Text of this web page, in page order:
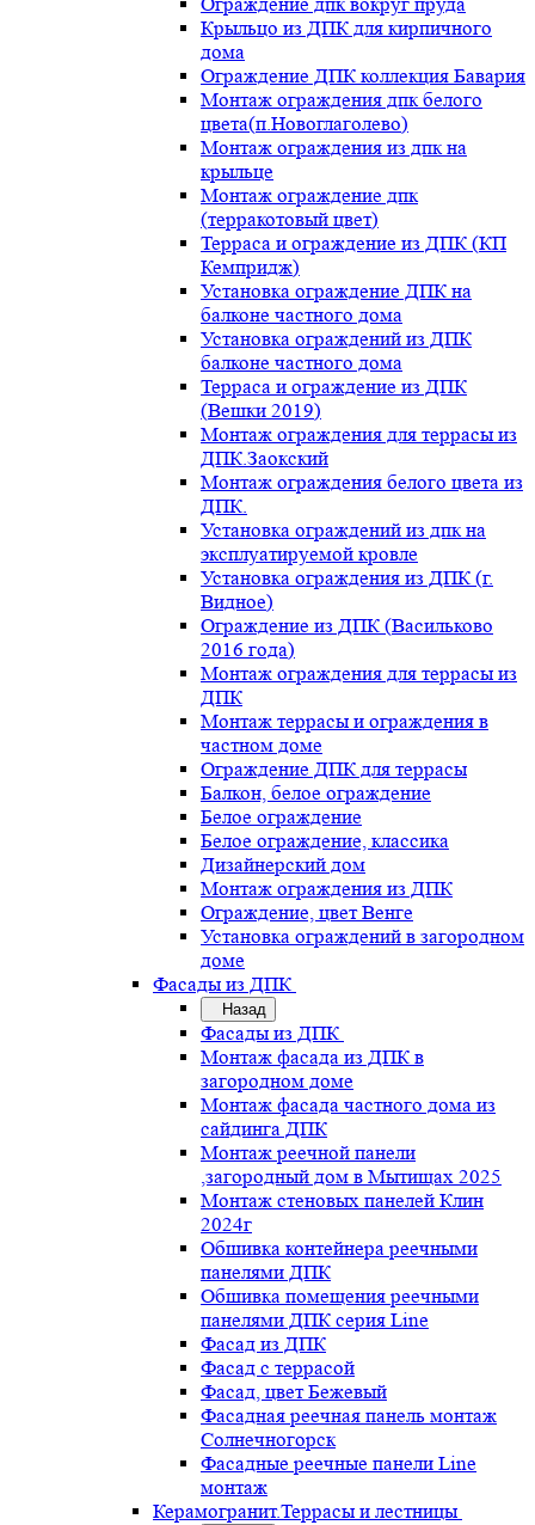
Крыльцо из ДПК для кирпичного
дома
Ограждение ДПК коллекция Бавария
Монтаж ограждения дпк белого
цвета(п.Новоглаголево)
Монтаж ограждения из дпк на
крыльце
Монтаж ограждение дпк
(терракотовый цвет)
Терраса и ограждение из ДПК (КП
Кемпридж)
Установка ограждение ДПК на
балконе частного дома
Установка ограждений из ДПК
балконе частного дома
Терраса и ограждение из ДПК
(Вешки 2019)
Монтаж ограждения для террасы из
ДПК.Заокский
Монтаж ограждения белого цвета из
ДПК.
Установка ограждений из дпк на
эксплуатируемой кровле
Установка ограждения из ДПК (г.
Видное)
Ограждение из ДПК (Васильково
2016 года)
Монтаж ограждения для террасы из
ДПК
Монтаж террасы и ограждения в
частном доме
Ограждение ДПК для террасы
Балкон, белое ограждение
Белое ограждение
Белое ограждение, классика
Дизайнерский дом
Монтаж ограждения из ДПК
Ограждение, цвет Венге
Установка ограждений в загородном
доме
Фасады из ДПК
Назад
Фасады из ДПК
Монтаж фасада из ДПК в
загородном доме
Монтаж фасада частного дома из
сайдинга ДПК
Монтаж реечной панели
,загородный дом в Мытищах 2025
Монтаж стеновых панелей Клин
2024г
Обшивка контейнера реечными
панелями ДПК
Обшивка помещения реечными
панелями ДПК серия Line
Фасад из ДПК
Фасад с террасой
Фасад, цвет Бежевый
Фасадная реечная панель монтаж
Солнечногорск
Фасадные реечные панели Line
монтаж
Керамогранит.Террасы и лестницы